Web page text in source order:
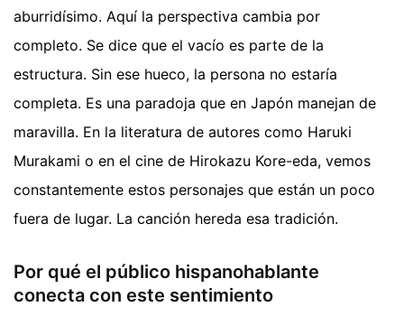
aburridísimo. Aquí la perspectiva cambia por
completo. Se dice que el vacío es parte de la
estructura. Sin ese hueco, la persona no estaría
completa. Es una paradoja que en Japón manejan de
maravilla. En la literatura de autores como Haruki
Murakami o en el cine de Hirokazu Kore-eda, vemos
constantemente estos personajes que están un poco
fuera de lugar. La canción hereda esa tradición.
Por qué el público hispanohablante
conecta con este sentimiento